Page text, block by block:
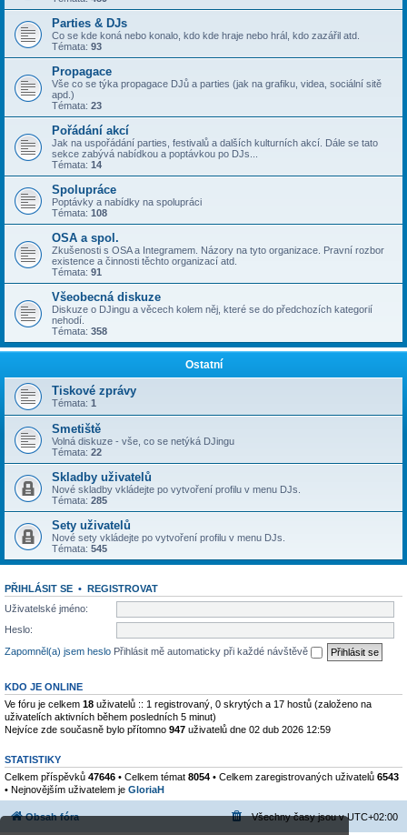
Parties & DJs
Co se kde koná nebo konalo, kdo kde hraje nebo hrál, kdo zazářil atd.
Témata: 93
Propagace
Vše co se týka propagace DJů a parties (jak na grafiku, videa, sociální sitě
apd.)
Témata: 23
Pořádání akcí
Jak na uspořádání parties, festivalů a dalších kulturních akcí. Dále se tato
sekce zabývá nabídkou a poptávkou po DJs...
Témata: 14
Spolupráce
Poptávky a nabídky na spolupráci
Témata: 108
OSA a spol.
Zkušenosti s OSA a Integramem. Názory na tyto organizace. Pravní rozbor
existence a činnosti těchto organizací atd.
Témata: 91
Všeobecná diskuze
Diskuze o DJingu a věcech kolem něj, které se do předchozích kategorií
nehodí.
Témata: 358
Ostatní
Tiskové zprávy
Témata: 1
Smetiště
Volná diskuze - vše, co se netýká DJingu
Témata: 22
Skladby uživatelů
Nové skladby vkládejte po vytvoření profilu v menu DJs.
Témata: 285
Sety uživatelů
Nové sety vkládejte po vytvoření profilu v menu DJs.
Témata: 545
PŘIHLÁSIT SE • REGISTROVAT
Uživatelské jméno:
Heslo:
Zapomněl(a) jsem heslo Přihlásit mě automaticky při každé návštěvě
KDO JE ONLINE
Ve fóru je celkem 18 uživatelů :: 1 registrovaný, 0 skrytých a 17 hostů (založeno na
uživatelích aktivních během posledních 5 minut)
Nejvíce zde současně bylo přítomno 947 uživatelů dne 02 dub 2026 12:59
STATISTIKY
Celkem příspěvků 47646 • Celkem témat 8054 • Celkem zaregistrovaných uživatelů 6543
• Nejnovějším uživatelem je GloriaH
Obsah fóra Všechny časy jsou vUTC+02:00